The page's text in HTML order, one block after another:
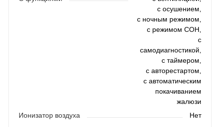
с осушением,
с ночным режимом,
с режимом СОН,
с
самодиагностикой,
с таймером,
с авторестартом,
с автоматическим
покачиванием
жалюзи
Ионизатор воздуха
Нет